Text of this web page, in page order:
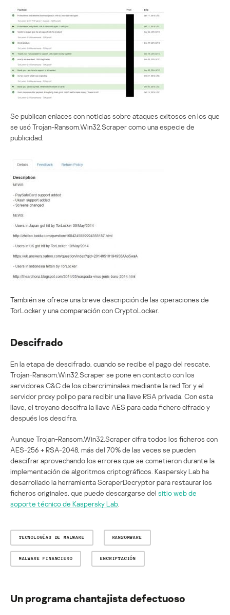
Se publican enlaces con noticias sobre ataques exitosos en los que
se usó Trojan-Ransom.Win32.Scraper como una especie de
publicidad.
También se ofrece una breve descripción de las operaciones de
TorLocker y una comparación con CryptoLocker.
Descifrado
En la etapa de descifrado, cuando se recibe el pago del rescate,
Trojan-Ransom.Win32.Scraper se pone en contacto con los
servidores C&C de los cibercriminales mediante la red Tor y el
servidor proxy polipo para recibir una llave RSA privada. Con esta
llave, el troyano descifra la llave AES para cada fichero cifrado y
después los descifra.
Aunque Trojan-Ransom.Win32.Scraper cifra todos los ficheros con
AES-256 + RSA-2048, más del 70% de las veces se pueden
descifrar aprovechando los errores que se cometieron durante la
implementación de algoritmos criptográficos. Kaspersky Lab ha
desarrollado la herramienta ScraperDecryptor para restaurar los
ficheros originales, que puede descargarse del sitio web de
soporte técnico de Kaspersky Lab.
TECNOLOGÍAS DE MALWARE RANSOMWARE
MALWARE FINANCIERO ENCRIPTACIÓN
Un programa chantajista defectuoso